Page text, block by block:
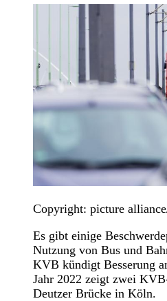
Copyright: picture
Es gibt einige
Nutzung von Bus und
KVB kündigt Besserung
Jahr 2022 zeigt zwei
Deutzer Brücke in Köln.